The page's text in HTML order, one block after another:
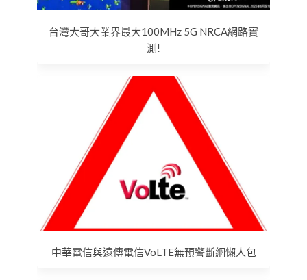
台灣大哥大業界最大100MHz 5G NRCA網路實
測!
中華電信與遠傳電信VoLTE無預警斷網懶人包